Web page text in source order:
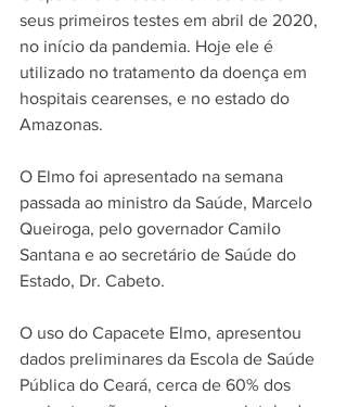
seus primeiros testes em abril de 2020,
no início da pandemia. Hoje ele é
utilizado no tratamento da doença em
hospitais cearenses, e no estado do
Amazonas.
O Elmo foi apresentado na semana
passada ao ministro da Saúde, Marcelo
Queiroga, pelo governador Camilo
Santana e ao secretário de Saúde do
Estado, Dr. Cabeto.
O uso do Capacete Elmo, apresentou
dados preliminares da Escola de Saúde
Pública do Ceará, cerca de 60% dos